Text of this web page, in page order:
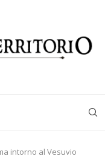
intorno al Vesuvio